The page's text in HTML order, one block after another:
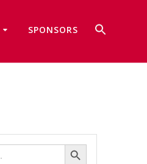
SPONSORS
Zoekknop